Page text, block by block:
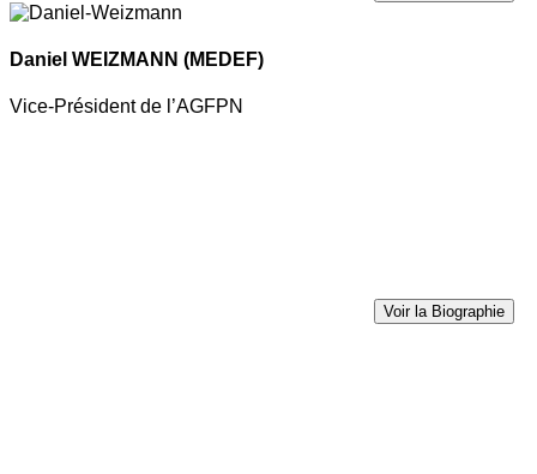
Daniel WEIZMANN (MEDEF)
Vice-Président de l’AGFPN
Voir la Biographie